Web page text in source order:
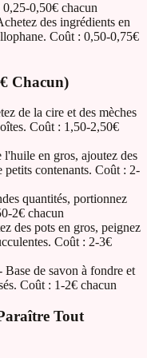
0,50€ chacun
des ingrédients en
Coût : 0,50-0,75€
Chacun)
de la cire et des mèches
Coût : 1,50-2,50€
l'huile en gros, ajoutez des
petits contenants. Coût : 2-
quantités, portionnez
2€ chacun
des pots en gros, peignez
Coût : 2-3€
Base de savon à fondre et
Coût : 1-2€ chacun
Tout